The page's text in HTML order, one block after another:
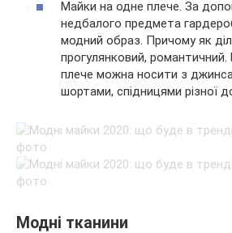
Майки на одне плече. За
недбалого предмета
модний образ. Причому як
прогулянковий,
плече можна носити з
шортами, спідницями різної
Модні тканини